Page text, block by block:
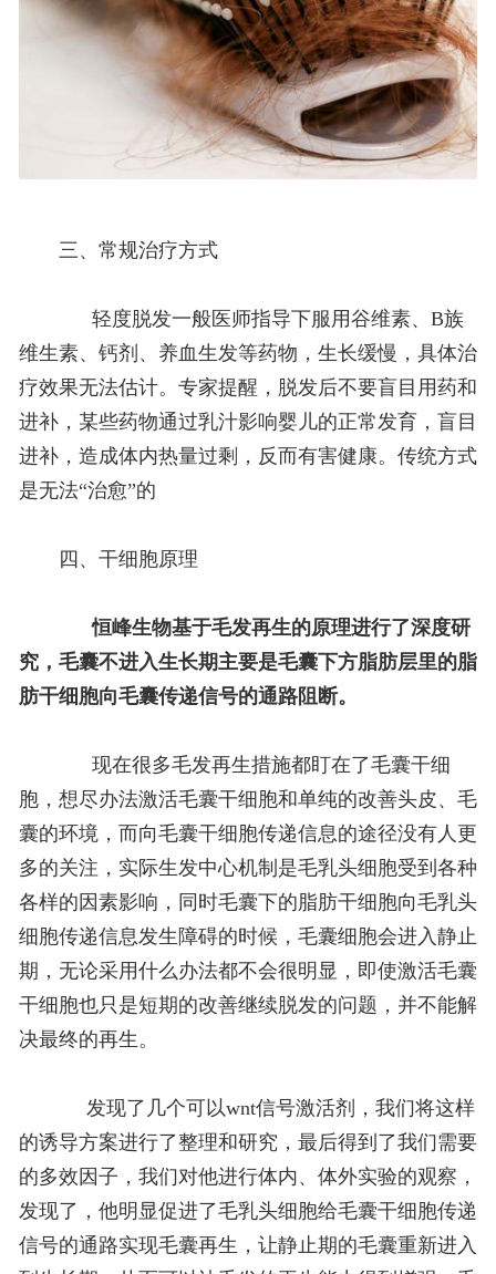
三、常规治疗方式
轻度脱发一般医师指导下服用谷维素、B族
维生素、钙剂、养血生发等药物，生长缓慢，具体治
疗效果无法估计。专家提醒，脱发后不要盲目用药和
进补，某些药物通过乳汁影响婴儿的正常发育，盲目
进补，造成体内热量过剩，反而有害健康。传统方式
是无法“治愈”的
四、干细胞原理
恒峰生物基于毛发再生的原理进行了深度研
究，毛囊不进入生长期主要是毛囊下方脂肪层里的脂
肪干细胞向毛囊传递信号的通路阻断。
现在很多毛发再生措施都盯在了毛囊干细
胞，想尽办法激活毛囊干细胞和单纯的改善头皮、毛
囊的环境，而向毛囊干细胞传递信息的途径没有人更
多的关注，实际生发中心机制是毛乳头细胞受到各种
各样的因素影响，同时毛囊下的脂肪干细胞向毛乳头
细胞传递信息发生障碍的时候， 毛囊细胞会进入静止
期，无论采用什么办法都不会很明显，即使激活毛囊
干细胞也只是短期的改善继续脱发的问题，并不能解
决最终的再生。
发现了几个可以wnt信号激活剂，我们将这样
的诱导方案进行了整理和研究，最后得到了我们需要
的多效因子，我们对他进行体内、体外实验的观察，
发现了，他明显促进了毛乳头细胞给毛囊干细胞传递
信号的通路实现毛囊再生，让静止期的毛囊重新进入